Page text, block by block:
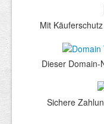
Mit
Dieser
Sichere